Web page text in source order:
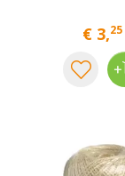
€ 3,25